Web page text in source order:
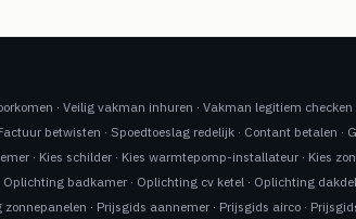
· Veilig vakman inhuren · Vakman legitiem checken
betwisten · Spoedtoeslag redelijk · Contant betalen ·
· Kies schilder · Kies warmtepomp-installateur · Kies
Oplichting badkamer · Oplichting cv ketel · Oplichting
zonnepanelen · Prijsgids aannemer · Prijsgids airco ·